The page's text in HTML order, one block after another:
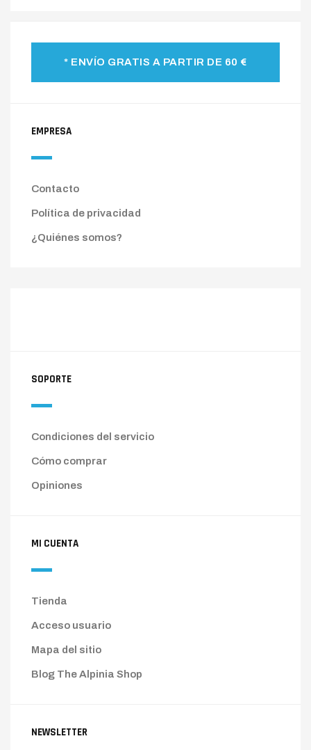
* ENVÍO GRATIS A PARTIR DE 60 €
EMPRESA
Contacto
Política de privacidad
¿Quiénes somos?
SOPORTE
Condiciones del servicio
Cómo comprar
Opiniones
MI CUENTA
Tienda
Acceso usuario
Mapa del sitio
Blog The Alpinia Shop
NEWSLETTER